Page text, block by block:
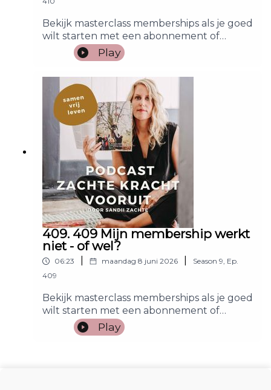
Bekijk masterclass memberships als je goed
wilt starten met een abonnement of
membership!Play
409. 409 Mijn membership werkt
niet - of wel?
06:23 maandag 8 juni 2026 Season 9, Ep.
409
Bekijk masterclass memberships als je goed
wilt starten met een abonnement of
membership!Play